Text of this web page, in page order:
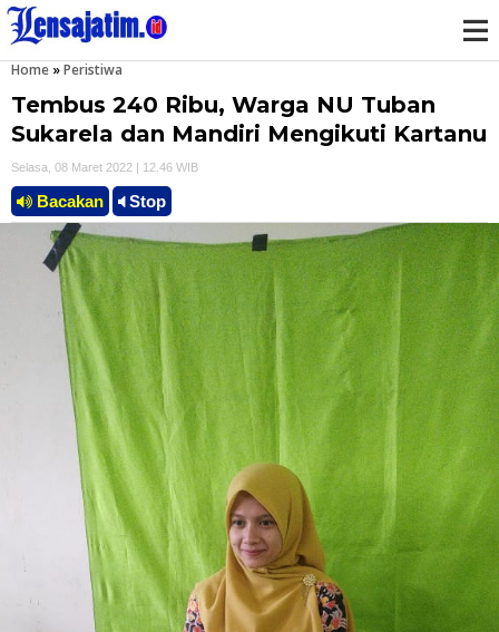
e
u
Home »Peristiwa
Tembus 240 Ribu, Warga NU Tuban
Sukarela dan Mandiri Mengikuti Kartanu
Selasa, 08 Maret 2022 | 12.46 WIB
Bacakan Stop